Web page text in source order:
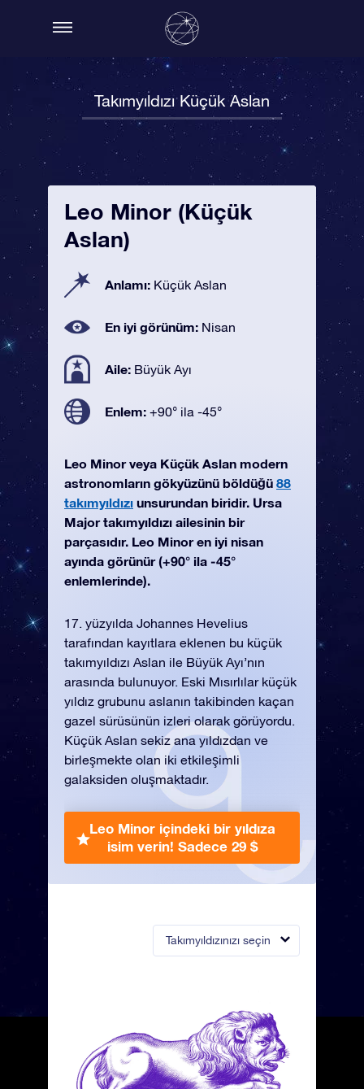
Takımyıldızı Küçük Aslan
Takımyıldızınızı seçin
Leo Minor (Küçük
Aslan)
Anlamı: Küçük Aslan
En iyi görünüm: Nisan
Aile: Büyük Ayı
Enlem: +90° ila -45°
Leo Minor veya Küçük Aslan modern
astronomların gökyüzünü böldüğü 88
takımyıldızı unsurundan biridir. Ursa
Major takımyıldızı ailesinin bir
parçasıdır. Leo Minor en iyi nisan
ayında görünür (+90° ila -45°
enlemlerinde).
17. yüzyılda Johannes Hevelius
tarafından kayıtlara eklenen bu küçük
takımyıldızı Aslan ile Büyük Ayı’nın
arasında bulunuyor. Eski Mısırlılar küçük
yıldız grubunu aslanın takibinden kaçan
gazel sürüsünün izleri olarak görüyordu.
Küçük Aslan sekiz ana yıldızdan ve
birleşmekte olan iki etkileşimli
galaksiden oluşmaktadır.
Leo Minor içindeki bir yıldıza
isim verin! Sadece 29 $